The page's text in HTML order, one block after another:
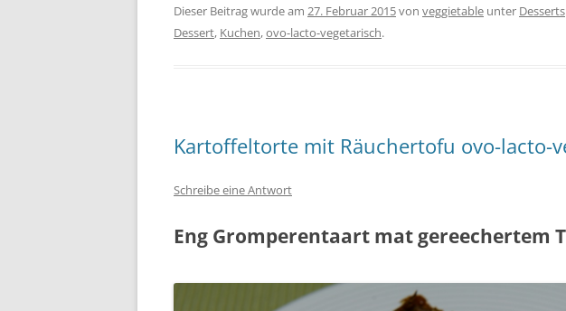
Dieser Beitrag wurde am 27. Februar 2015von veggietable unter Desserts
Dessert, Kuchen,ovo-lacto-vegetarisch.
Kartoffeltorte mit Räuchertofu ovo-lacto-
Schreibe eine Antwort
Eng Gromperentaart mat gereechertem